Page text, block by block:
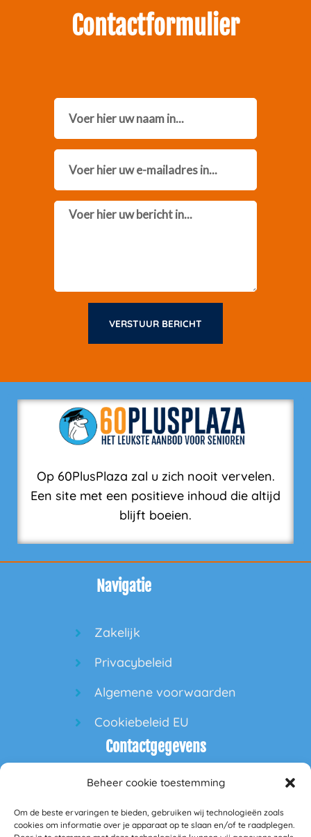
Beheer cookie toestemming
Om de beste ervaringen te bieden, gebruiken wij technologieën zoals
cookies om informatie over je apparaat op te slaan en/of te raadplegen.
Contactformulier
Message
VERSTUUR BERICHT
Op 60PlusPlaza zal u zich nooit vervelen.
Een site met een positieve inhoud die altijd
blijft boeien.
Navigatie
Zakelijk
Privacybeleid
Algemene voorwaarden
Cookiebeleid EU
Contactgegevens
Hofdeal 160